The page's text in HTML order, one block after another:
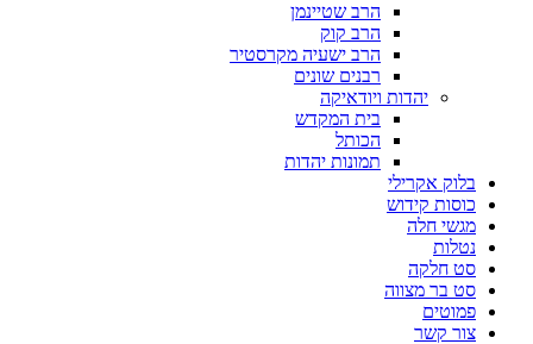
הרב שטיינמן
הרב קוק
הרב ישעיה מקרסטיר
רבנים שונים
יהדות ויודאיקה
בית המקדש
הכותל
תמונות יהדות
בלוק אקרילי
כוסות קידוש
מגשי חלה
נטלות
סט חלקה
סט בר מצווה
פמוטים
צור קשר